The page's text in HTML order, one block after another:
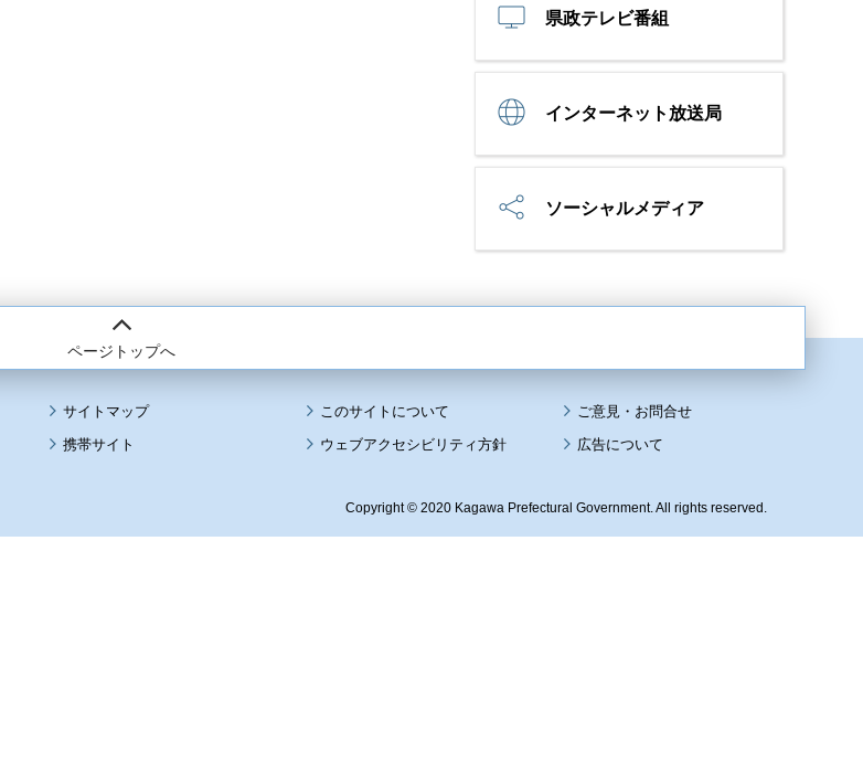
県政テレビ番組
インターネット放送局
ソーシャルメディア
ページトップへ
サイトマップ
このサイトについて
携帯サイト
ウェブアクセシビリティ方針 広告について
Copyright © 2020 Kagawa Prefectural Government. All rights reserved.